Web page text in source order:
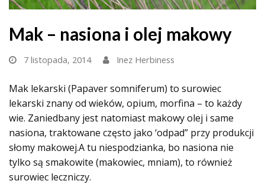
Mak – nasiona i olej makowy
7 listopada, 2014 Inez Herbiness
Mak lekarski (Papaver somniferum) to surowiec
lekarski znany od wieków, opium, morfina – to każdy
wie. Zaniedbany jest natomiast makowy olej i same
nasiona, traktowane często jako ‘odpad” przy produkcji
słomy makowej.A tu niespodzianka, bo nasiona nie
tylko są smakowite (makowiec, mniam), to również
surowiec leczniczy.